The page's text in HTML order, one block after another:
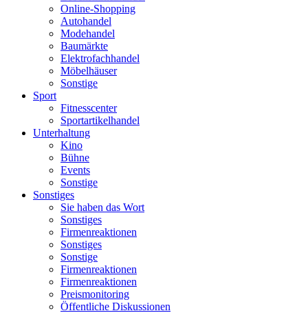
Online-Shopping
Autohandel
Modehandel
Baumärkte
Elektrofachhandel
Möbelhäuser
Sonstige
Sport
Fitnesscenter
Sportartikelhandel
Unterhaltung
Kino
Bühne
Events
Sonstige
Sonstiges
Sie haben das Wort
Sonstiges
Firmenreaktionen
Sonstiges
Sonstige
Firmenreaktionen
Firmenreaktionen
Preismonitoring
Öffentliche Diskussionen